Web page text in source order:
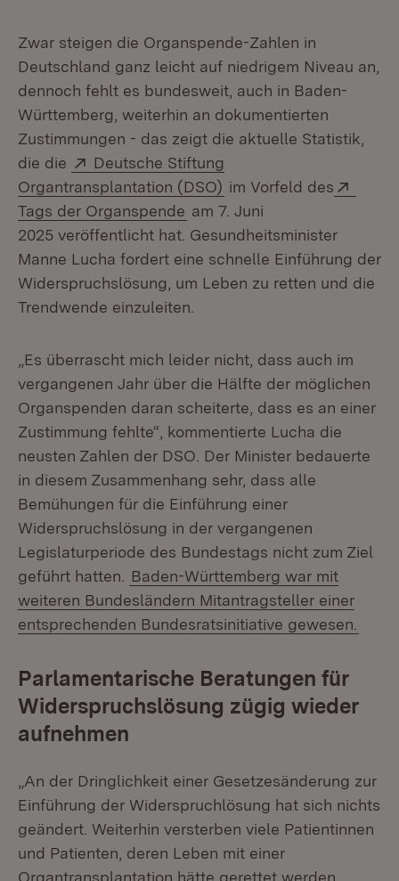
Zwar steigen die Organspende-Zahlen in
Deutschland ganz leicht auf niedrigem Niveau an,
dennoch fehlt es bundesweit, auch in Baden-
Württemberg, weiterhin an dokumentierten
Zustimmungen - das zeigt die aktuelle Statistik,
die die
Extern:
Deutsche Stiftung
Organtransplantation (DSO) (Öffnet in neuem
im Vorfeld des
Tags der Organspende (Öffnet in neuem Fenster)
am 7. Juni
2025 veröffentlicht hat. Gesundheitsminister
Manne Lucha fordert eine schnelle Einführung der
Widerspruchslösung, um Leben zu retten und die
Trendwende einzuleiten.
„Es überrascht mich leider nicht, dass auch im
vergangenen Jahr über die Hälfte der möglichen
Organspenden daran scheiterte, dass es an einer
Zustimmung fehlte“, kommentierte Lucha die
neusten Zahlen der DSO. Der Minister bedauerte
in diesem Zusammenhang sehr, dass alle
Bemühungen für die Einführung einer
Widerspruchslösung in der vergangenen
Legislaturperiode des Bundestags nicht zum Ziel
geführt hatten.
Baden-Württemberg war mit
weiteren Bundesländern Mitantragsteller einer
entsprechenden Bundesratsinitiative gewesen.
Parlamentarische Beratungen für
Widerspruchslösung zügig wieder
aufnehmen
„An der Dringlichkeit einer Gesetzesänderung zur
Einführung der Widerspruchlösung hat sich nichts
geändert. Weiterhin versterben viele Patientinnen
und Patienten, deren Leben mit einer
Organtransplantation hätte gerettet werden